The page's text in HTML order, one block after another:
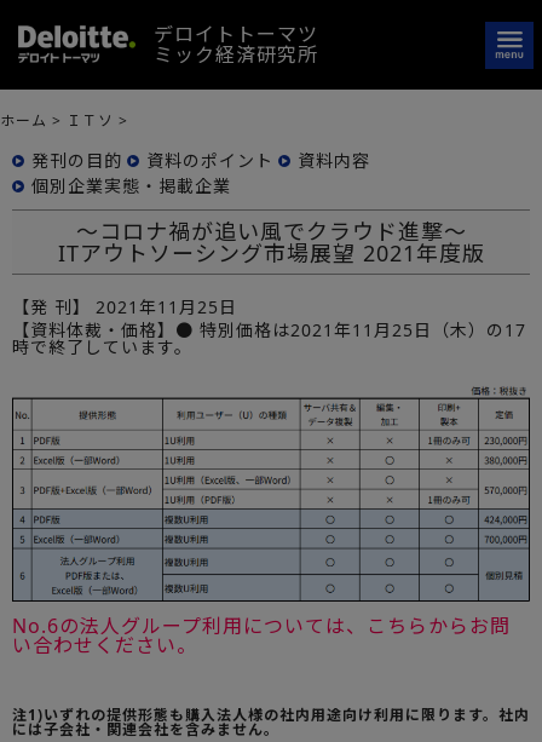
デロイトトーマツ
ミック経済研究所
ホーム > ＩＴソ >
発刊の目的 資料のポイント
資料内容
個別企業実態・掲載企業
～コロナ禍が追い風でクラウド進撃～
ITアウトソーシング市場展望 2021年度版
【発 刊】
2021年11月25日
【資料体裁・価格】● 特別価格は2021年11月25日（木）の17
時で終了しています。
No.6の法人グループ利用については、こちらからお問
い合わせください。
注1)いずれの提供形態も購入法人様の社内用途向け利用に限ります。社内
には子会社・関連会社を含みません。